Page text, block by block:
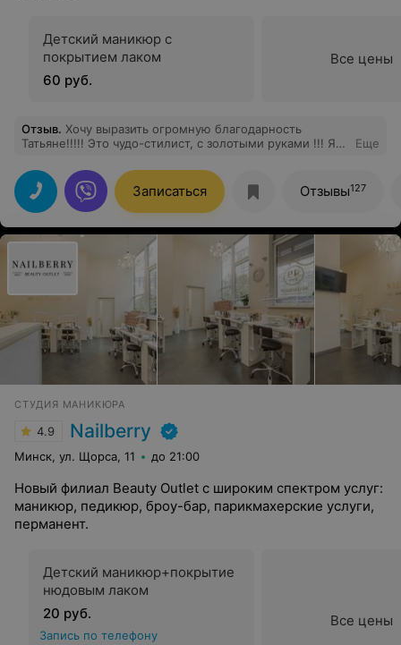
Детский маникюр с
покрытием лаком
60 руб.
Все цены
Отзыв. Хочу выразить огромную благодарность
Татьяне!!!!! Это чудо-стилист, с золотыми руками !!! Я
салонах волосы и навсегда забыть об окрашивании ,
которое так хотела и не могла добиться((
Посоветовали Татьяну - и о чудо! Я с шикарным
окрашиванием, чудесной стрижкой и качество волос
-просто восторг, они стали как шелк! Спасиииибо!!!!
Вы лучшие!!!!
Еще
Записаться Отзывы127
СТУДИЯ МАНИКЮРА
4.9 Nailberry
Минск, ул. Щорса, 11 до 21:00
Новый филиал Beauty Outlet с широким спектром услуг:
маникюр, педикюр, броу-бар, парикмахерские услуги,
перманент.
Детский маникюр+покрытие
нюдовым лаком
20 руб.
Запись по телефону
Все цены